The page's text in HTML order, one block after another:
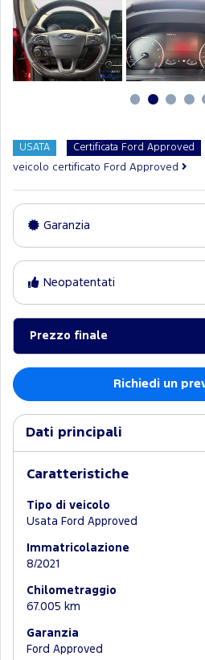
USATA Certificata Ford Approved
veicolo certificato Ford Approved
Garanzia
Neopatentati
Prezzo finale
Richiedi un
Dati principali
Caratteristiche
Tipo di veicolo
Usata Ford Approved
Immatricolazione
8/2021
Chilometraggio
67.005 km
Garanzia
Ford Approved